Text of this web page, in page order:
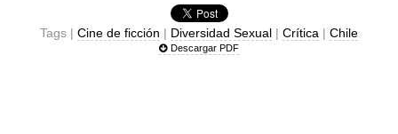
Tags | Cine de ficción | Diversidad Sexual | Crítica | Chile
Descargar PDF